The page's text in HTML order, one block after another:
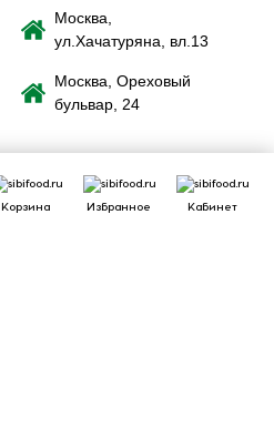
Корзина Избранное Кабинет
Москва,
ул.Хачатуряна, вл.13
Москва, Ореховый
бульвар, 24